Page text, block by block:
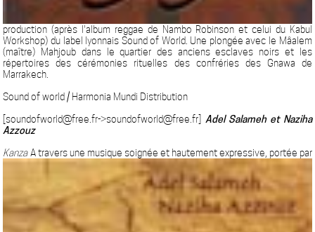
production (après l'album reggae de Nambo Robinson et celui du Kabul
Workshop) du label lyonnais Sound of World. Une plongée avec le Mâalem
(maître) Mahjoub dans le quartier des anciens esclaves noirs et les
répertoires des cérémonies rituelles des confréries des Gnawa de
Marrakech.
Sound of world / Harmonia Mundi Distribution
[soundofworld@free.fr->soundofworld@free.fr] Adel Salameh et Naziha
Azzouz
Kanza A travers une musique soignée et hautement expressive, portée par